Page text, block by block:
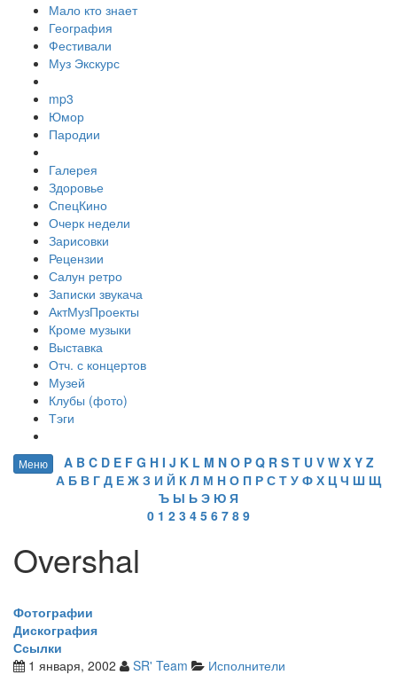
Мало кто знает
География
Фестивали
Муз Экскурс
mp3
Юмор
Пародии
Галерея
Здоровье
СпецКино
Очерк недели
Зарисовки
Рецензии
Салун ретро
Записки звукача
АктМузПроекты
Кроме музыки
Выставка
Отч. с концертов
Музей
Клубы (фото)
Тэги
Меню A B C D E F G H I J K L M N O P Q R S T U V W X Y Z
А Б В Г Д Е Ж З И Й К Л М Н О П Р С Т У Ф Х Ц Ч Ш Щ
Ъ Ы Ь Э Ю Я
0 1 2 3 4 5 6 7 8 9
Overshal
Фотографии
Дискография
Ссылки
1 января, 2002
SR' Team Исполнители